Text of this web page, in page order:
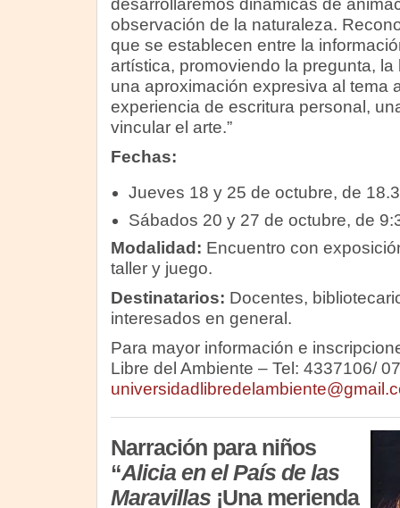
desarrollaremos dinámicas de
observación de la naturaleza.
que se establecen entre la
artística, promoviendo la pregunta,
una aproximación expresiva al tema
experiencia de escritura personal,
vincular el arte.”
Fechas:
Jueves 18 y 25 de octubre, de
Sábados 20 y 27 de octubre, de
Modalidad: Encuentro con
taller y juego.
Destinatarios: Docentes,
interesados en general.
Para mayor información e
Libre del Ambiente – Tel: 4337106/
Narración para niños
“Alicia en el País de las
Maravillas¡Una merienda